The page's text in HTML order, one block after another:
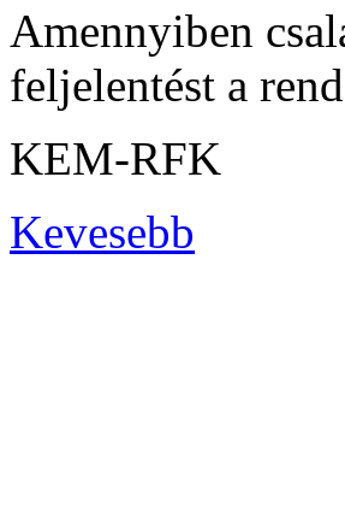
Amennyiben
feljelentést a
KEM-RFK
Kevesebb